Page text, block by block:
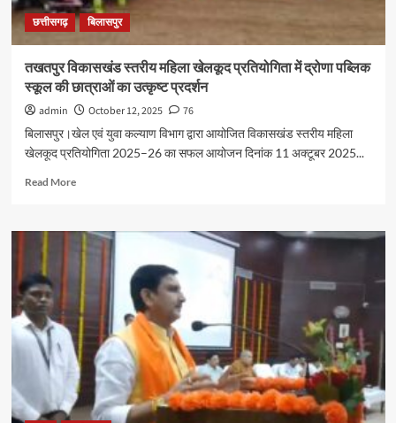
महोत्सव
पर
ने
छत्तीसगढ़ी
लोक
सांस्कृतिक
नृत्य,
गीत-
संगीत
छत्तीसगढ़ बिलासपुर
तखतपुर विकासखंड स्तरीय महिला खेलकूद प्रतियोगिता में द्रोणा पब्लिक
स्कूल की छात्राओं का उत्कृष्ट प्रदर्शन
admin October 12, 2025
76
बिलासपुर।खेल एवं युवा कल्याण विभाग द्वारा आयोजित विकासखंड स्तरीय महिला
खेलकूद प्रतियोगिता 2025–26 का सफल आयोजन दिनांक 11 अक्टूबर 2025...
Read MoreRead
तखतपुर
विकासखंड
खेलकूद
प्रतियोगिता
में
द्रोणा
पब्लिक
स्कूल
की
छात्राओं